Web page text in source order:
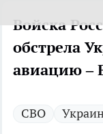
Войска
обстрела
авиацию –
СВО